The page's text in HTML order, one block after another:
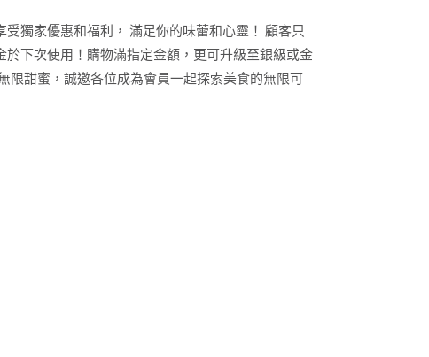
獨家優惠和福利， 滿足你的味蕾和心靈！ 顧客只
下次使用！購物滿指定金額，更可升級至銀級或金
限甜蜜，誠邀各位成為會員一起探索美食的無限可